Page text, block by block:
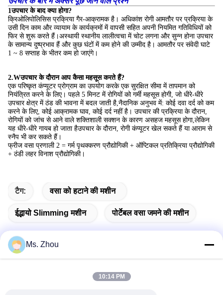
1उपचार के बाद क्या होगा?
क्रिओलिपोलिसिस प्रक्रिया गैर-आक्रामक है। अधिकांश रोगी आमतौर पर प्रक्रिया के
उसी दिन काम और व्यायाम के कार्यक्रमों में वापसी सहित अपनी नियमित गतिविधियों को
फिर से शुरू करते हैं।अस्थायी स्थानीय लालीत्वचा में चोट लगना और सुन्न होना उपचार
के सामान्य दुष्प्रभाव हैं और कुछ घंटों में कम होने की उम्मीद है। आमतौर पर संवेदी घाटे
1 ~ 8 सप्ताह के भीतर कम हो जाएंगे।
2.Wउपचार के दौरान आप कैसा महसूस करते हैं?
एक परिष्कृत कंप्यूटर प्रोग्राम का उपयोग करके एक सुरक्षित सीमा में तापमान को
नियंत्रित करने के लिए। पहले 5 मिनट में रोगियों को गर्मी महसूस होगी, जो धीरे-धीरे
उपचार क्षेत्र में ठंड की भावना में बदल जाती है,नैदानिक अनुभव में: कोई दवा दर्द को कम
करने के लिए, कोई आक्रामक घाव, कोई दर्द नहीं है। उपचार की प्रक्रिया के दौरान,
रोगियों को जांच से आने वाले शक्तिशाली सक्शन के कारण असहज महसूस होगा,लेकिन
यह धीरे-धीरे गायब हो जाता हैउपचार के दौरान, रोगी कंप्यूटर खेल सकते हैं या आराम से
स्नैप भी कर सकते हैं।
फ्रीज वसा प्रणाली 2 = गर्म पृथक्करण प्रौद्योगिकी + ऑप्टिकल प्रतिक्रिया प्रौद्योगिकी
+ ठंडी लहर विनाश प्रौद्योगिकी।
टैग: वसा को हटाने की मशीन
ईद्भायो Slimming मशीन पोर्टेबल वसा जमने की मशीन
Ms. Zhou
10:14 PM